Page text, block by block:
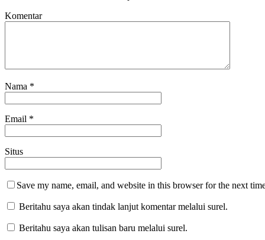
Komentar
Nama *
Email *
Situs
Save my name, email, and website in this browser for the next
Beritahu saya akan tindak lanjut komentar melalui surel.
Beritahu saya akan tulisan baru melalui surel.